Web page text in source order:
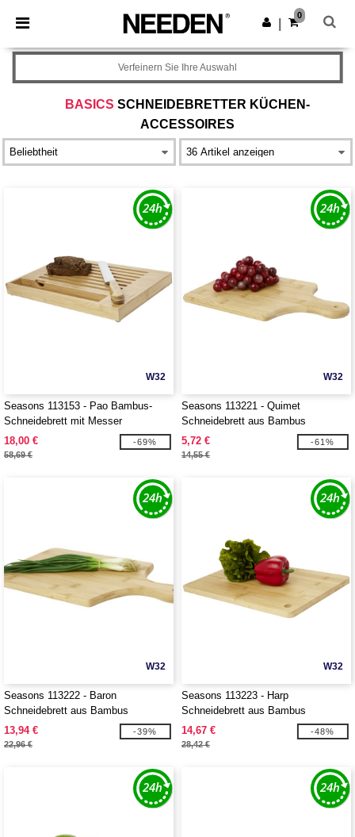
× Needen App
Bessere Preise in der App!
App holen
0
BASICS SCHNEIDEBRETTER KÜCHEN-
ACCESSOIRES
Verfeinern Sie Ihre Auswahl
W32
Seasons 113153 - Pao Bambus-
Schneidebrett mit Messer
18,00 €
58,69 €
-69%
W32
Seasons 113221 - Quimet
Schneidebrett aus Bambus
5,72 €
14,55 €
-61%
W32
Seasons 113222 - Baron
Schneidebrett aus Bambus
13,94 €
22,96 €
-39%
W32
Seasons 113223 - Harp
Schneidebrett aus Bambus
14,67 €
28,42 €
-48%